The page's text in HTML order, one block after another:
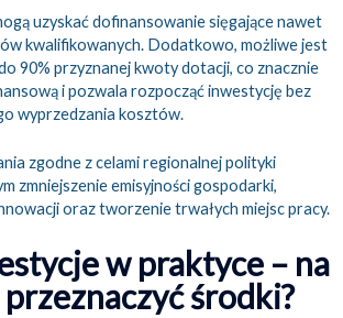
uzyskać dofinansowanie sięgające nawet
kwalifikowanych. Dodatkowo, możliwe jest
90% przyznanej kwoty dotacji, co znacznie
i pozwala rozpocząć inwestycję bez
wyprzedzania kosztów.
zgodne z celami regionalnej polityki
zmniejszenie emisyjności gospodarki,
oraz tworzenie trwałych miejsc pracy.
w praktyce – na
środki?